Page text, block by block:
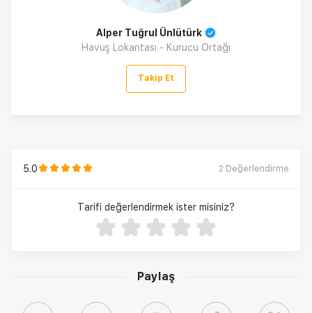
Paylaş
Alper Tuğrul Ünlütürk
Havuş Lokantası - Kurucu Ortağı
Takip Et
5.0 2 Değerlendirme
Tarifi değerlendirmek ister misiniz?